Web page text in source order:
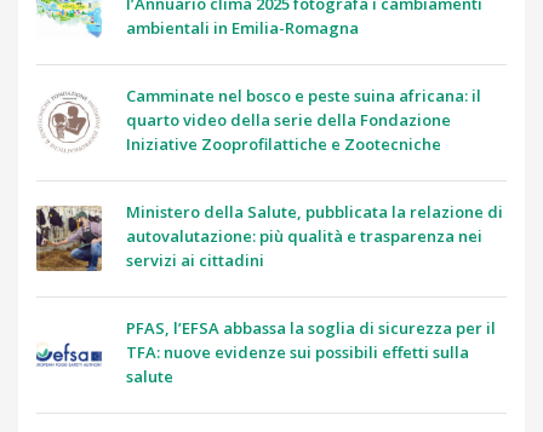
ambientali in Emilia-Romagna
Camminate nel bosco e peste suina africana: il
quarto video della serie della Fondazione
Iniziative Zooprofilattiche e Zootecniche
Ministero della Salute, pubblicata la relazione di
autovalutazione: più qualità e trasparenza nei
servizi ai cittadini
PFAS, l’EFSA abbassa la soglia di sicurezza per il
TFA: nuove evidenze sui possibili effetti sulla
salute